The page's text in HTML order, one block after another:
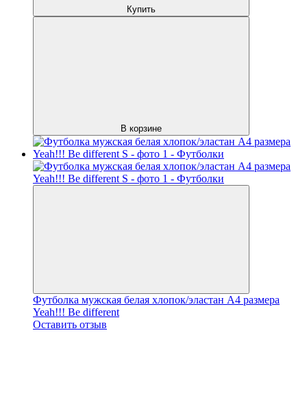
Купить
В корзине
Футболка мужская белая хлопок/эластан А4 размера
Yeah!!! Be different
Оставить отзыв